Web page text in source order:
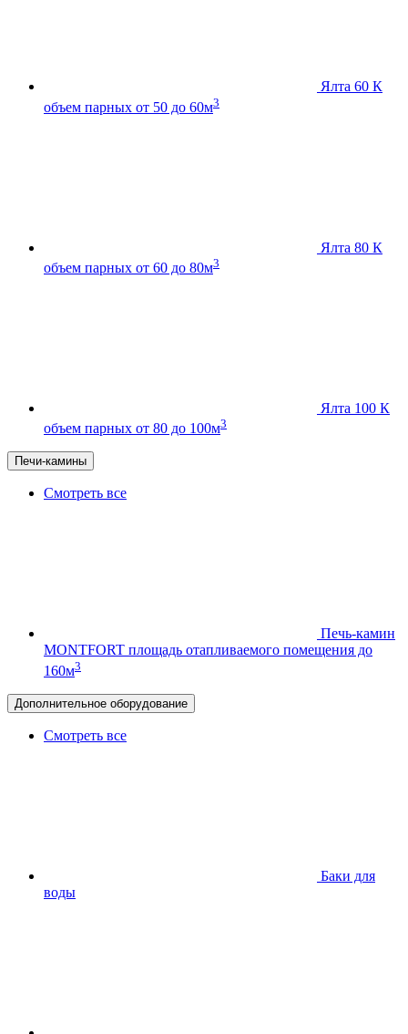
Ялта 60 К
объем парных от 50 до 60м3
Ялта 80 К
объем парных от 60 до 80м3
Ялта 100 К
объем парных от 80 до 100м3
Печи-камины
Смотреть все
Печь-камин
MONTFORT площадь отапливаемого помещения до
160м3
Дополнительное оборудование
Смотреть все
Баки для
воды